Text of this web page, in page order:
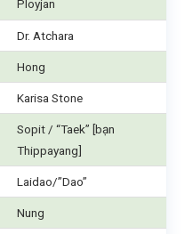
Ployjan
Dr. Atchara
Hong
Karisa Stone
Sopit / “Taek” [bạn
Thippayang]
Laidao/”Dao”
Nung